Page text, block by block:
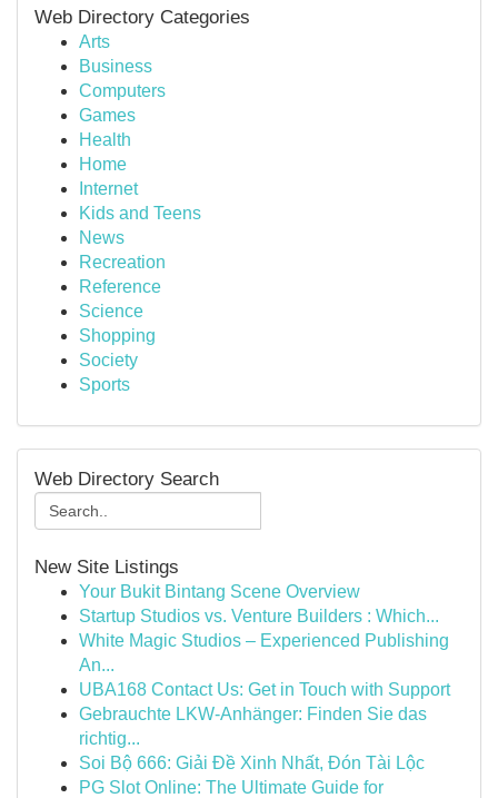
Web Directory Categories
Arts
Business
Computers
Games
Health
Home
Internet
Kids and Teens
News
Recreation
Reference
Science
Shopping
Society
Sports
Web Directory Search
New Site Listings
Your Bukit Bintang Scene Overview
Startup Studios vs. Venture Builders : Which...
White Magic Studios – Experienced Publishing
An...
UBA168 Contact Us: Get in Touch with Support
Gebrauchte LKW-Anhänger: Finden Sie das
richtig...
Soi Bộ 666: Giải Đề Xinh Nhất, Đón Tài Lộc
PG Slot Online: The Ultimate Guide for